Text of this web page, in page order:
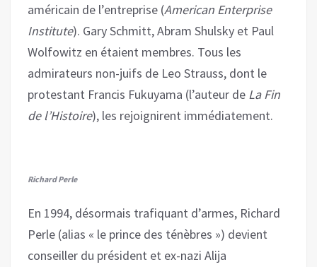
américain de l’entreprise (American Enterprise
Institute). Gary Schmitt, Abram Shulsky et Paul
Wolfowitz en étaient membres. Tous les
admirateurs non-juifs de Leo Strauss, dont le
protestant Francis Fukuyama (l’auteur de La Fin
de l’Histoire), les rejoignirent immédiatement.
Richard Perle
En 1994, désormais trafiquant d’armes, Richard
Perle (alias « le prince des ténèbres ») devient
conseiller du président et ex-nazi Alija